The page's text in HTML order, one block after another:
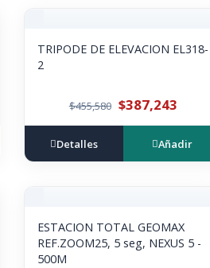
TRIPODE DE ELEVACION EL318-
2
$455,580 $387,243
Detalles Añadir
ESTACION TOTAL GEOMAX
REF.ZOOM25, 5 seg, NEXUS 5 -
500M